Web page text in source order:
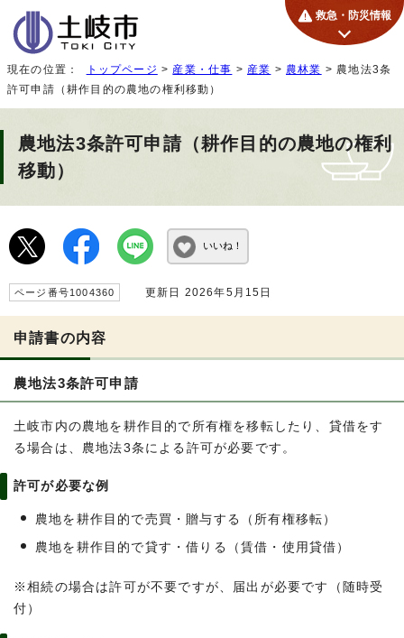
救急・防災情報
現在の位置： トップページ > 産業・仕事 > 産業 > 農林業 > 農地法3条
許可申請（耕作目的の農地の権利移動）
農地法3条許可申請（耕作目的の農地の権利
移動）
いいね！
ページ番号1004360 更新日 2026年5月15日
申請書の内容
農地法3条許可申請
土岐市内の農地を耕作目的で所有権を移転したり、貸借をす
る場合は、農地法3条による許可が必要です。
許可が必要な例
農地を耕作目的で売買・贈与する（所有権移転）
農地を耕作目的で貸す・借りる（賃借・使用貸借）
※相続の場合は許可が不要ですが、届出が必要です（随時受
付）